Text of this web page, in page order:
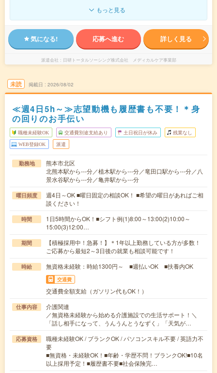
もっと見る
気になる! 応募へ進む 詳しく見る
派遣会社 日研トータルソーシング株式会社 メディカルケア事業部
未読 掲載日 2026/08/02
≪週4日5h～≫志望動機も履歴書も不要！＊身
の回りのお手伝い
職種未経験OK 交通費別途支給あり 土日祝日が休み 残業なし
WEB登録OK 派遣
勤務地
熊本市北区
北熊本駅から---分／植木駅から---分／竜田口駅から---分／八
景水谷駅から---分／亀井駅から---分
曜日頻度
週4日～OK ■曜日固定の相談OK！ ■希望の曜日があればご相
談ください！
時間
1日5時間からOK！■シフト例(1)8:00～13:00(2)10:00～
15:00(3)12:00…
期間
【積極採用中！急募！】＊1年以上勤務している方が多数！
ご応募から最短2～3日後の就業も相談可能です！
時給 無資格未経験：時給1300円～ ■週払いOK ■扶養内OK
交通費
交通費全額支給（ガソリン代もOK！）
仕事内容
介護関連
／無資格未経験から始める介護施設での生活サポート！＼
「話し相手になって、うんうんとうなずく」「天気が…
応募資格
職種未経験OK / ブランクOK / パソコンスキル不要 / 英語力不
要
■無資格・未経験OK！■年齢・学歴不問！ブランクOK!■10名
以上採用予定！■履歴書不要■社会保険完…